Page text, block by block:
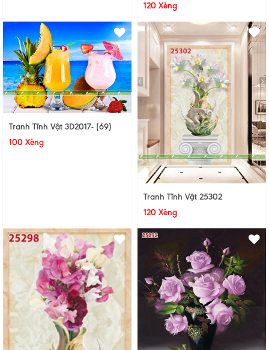
120 Xèng
Tranh Tĩnh Vật 3D2017- (69)
100 Xèng
Tranh Tĩnh Vật 25302
120 Xèng